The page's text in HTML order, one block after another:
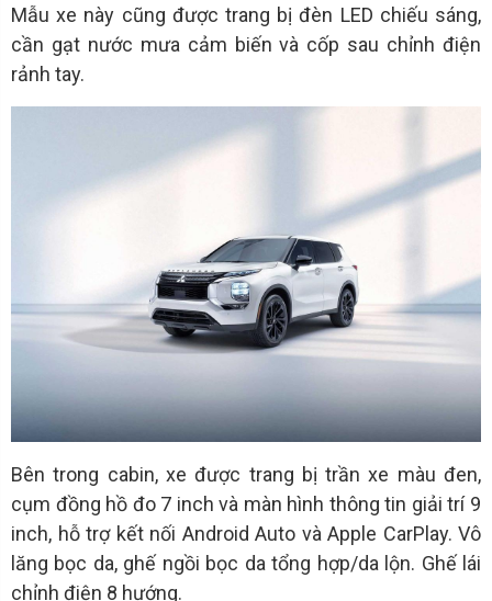
Mẫu xe này cũng được trang bị đèn LED chiếu sáng,
cần gạt nước mưa cảm biến và cốp sau chỉnh điện
rảnh tay.
Bên trong cabin, xe được trang bị trần xe màu đen,
cụm đồng hồ đo 7 inch và màn hình thông tin giải trí 9
inch, hỗ trợ kết nối Android Auto và Apple CarPlay. Vô
lăng bọc da, ghế ngồi bọc da tổng hợp/da lộn. Ghế lái
chỉnh điện 8 hướng.